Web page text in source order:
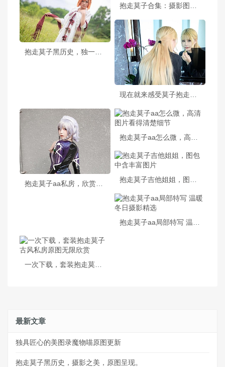
抱走莫子黑历史，独一无二的代表之作。
抱走莫子合集：摄影图集，流光溢彩的cos之美
抱走莫子aa私房，欣赏他的精选图片
一次下载，套装抱走莫子古风私房原图无限欣赏
最新文章
独具匠心的美图录魔物喵原图更新
抱走莫子黑历史，摄影之美，原图呈现。